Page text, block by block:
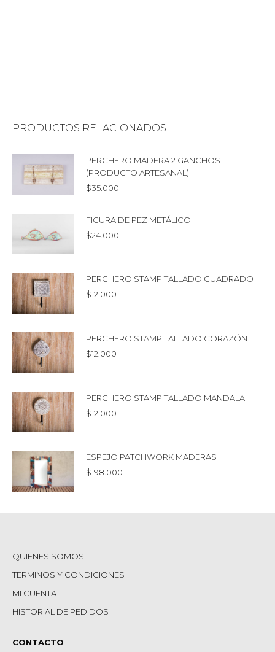
PRODUCTOS RELACIONADOS
PERCHERO MADERA 2 GANCHOS
(PRODUCTO ARTESANAL)
$35.000
FIGURA DE PEZ METÁLICO
$24.000
PERCHERO STAMP TALLADO CUADRADO
$12.000
PERCHERO STAMP TALLADO CORAZÓN
$12.000
PERCHERO STAMP TALLADO MANDALA
$12.000
ESPEJO PATCHWORK MADERAS
$198.000
QUIENES SOMOS
TERMINOS Y CONDICIONES
MI CUENTA
HISTORIAL DE PEDIDOS
CONTACTO